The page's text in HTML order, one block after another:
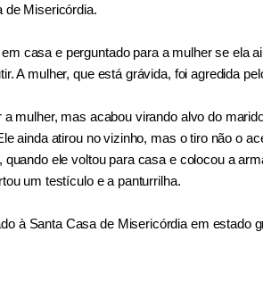
de Misericórdia.
casa e perguntado para a mulher se ela
A mulher, que está grávida, foi agredida
mulher, mas acabou virando alvo do
ainda atirou no vizinho, mas o tiro não o
ele voltou para casa e colocou a
um testículo e a panturrilha.
à Santa Casa de Misericórdia em estado